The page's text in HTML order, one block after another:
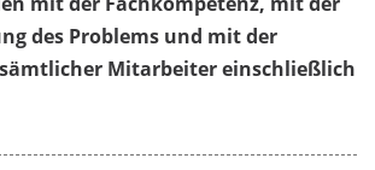
des Problems und mit der
Mitarbeiter einschließlich